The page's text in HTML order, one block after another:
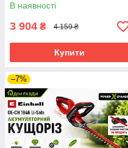
В наявності
3 904 ₴ 4 159 ₴
Купити
–7%